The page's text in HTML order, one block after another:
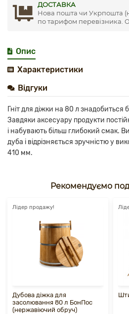
ДОСТАВКА
Нова пошта чи Укрпошта
по тарифом перевізника.
Опис
Характеристики
Відгуки
Гніт для діжки на 80 л знадобиться
Завдяки аксесуару продукти
і набувають більш глибокий смак.
дуба і відрізняється зручністю у
410 мм.
Рекомендуємо
Лідер продажу!
Дубова діжка для
засолювання 80 л БонПос
(нержавіючий обруч)